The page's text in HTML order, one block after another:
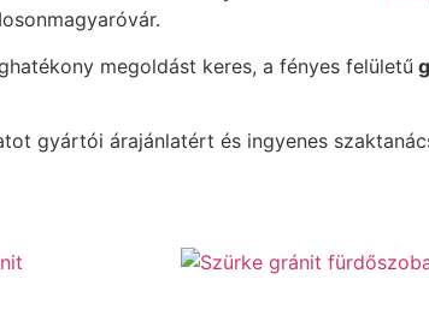
megoldást keres, a fényes felületű
gyártói árajánlatért és ingyenes